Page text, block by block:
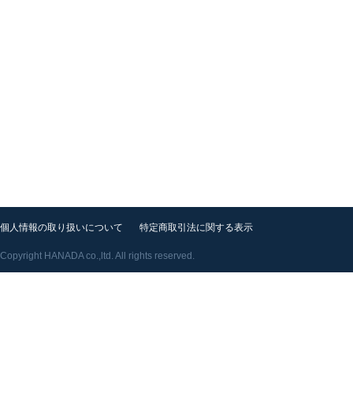
個人情報の取り扱いについて 特定商取引法に関する表示
Copyright HANADA co.,ltd. All rights reserved.